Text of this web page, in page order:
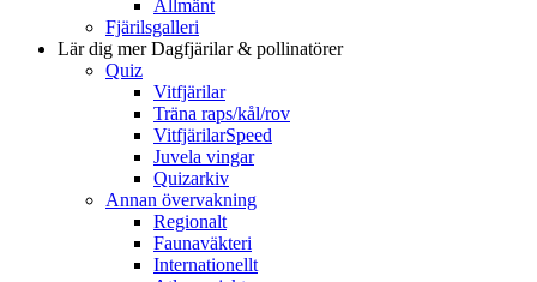
Allmänt
Fjärilsgalleri
Lär dig merDagfjärilar & pollinatörer
Quiz
Vitfjärilar
Träna raps/kål/rov
VitfjärilarSpeed
Juvela vingar
Quizarkiv
Annan övervakning
Regionalt
Faunaväkteri
Internationellt